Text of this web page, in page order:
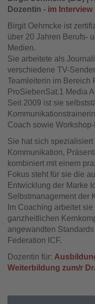
Dozentin - im Interview
Birgit Oehmcke ist
über 20 Jahren Berufs-
Medien.
Sie arbeitete als
verschiedene TV-
Teamleiterin im Bereich
ProSiebenSat.1 Media
Seit 2009 ist sie
Coach sowie
Sie hat sich
Kommunikation,
kombiniert mit einem
Fokus steht für sie die
Entwicklung der Marke
Selbstmanagement der
Im Coaching arbeitet
ganzheitlichen
angewandten
Federation ICF.
Dozentin für:
Weiterbildung zum/r